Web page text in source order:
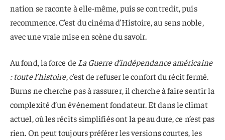
nation se raconte à elle-même, puis se contredit, puis
recommence. C’est du cinéma d’Histoire, au sens noble,
avec une vraie mise en scène du savoir.
Au fond, la force de La Guerre d’indépendance américaine
: toute l’histoire, c’est de refuser le confort du récit fermé.
Burns ne cherche pas à rassurer, il cherche à faire sentir la
complexité d’un événement fondateur. Et dans le climat
actuel, où les récits simplifiés ont la peau dure, ce n’est pas
rien. On peut toujours préférer les versions courtes, les